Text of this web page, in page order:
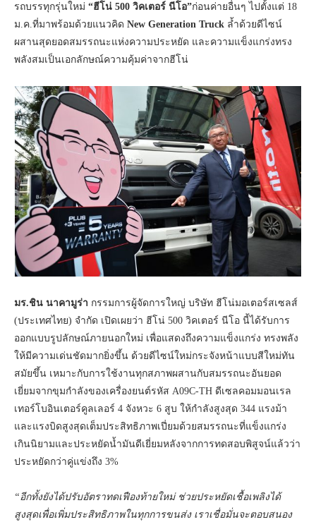
รถบรรทุกรุ่นใหม่ “ฮีโน่ 500 วิคเตอร์ นีโอ”ก่อนค่ายอื่นๆ ไปตั้งแต่ 18
ม.ค.ที่มาพร้อมด้วยแนวคิด New Generation Truck ล้ำด้วยดีไซน์
ผสานสุดยอดสมรรถนะแห่งความประหยัด และความแข็งแกร่งทรง
พลังสมเป็นเอกลักษณ์ความคุ้มค่าจากฮีโน่
มร.ชิน นาคามูร่า กรรมการผู้จัดการใหญ่ บริษัท ฮีโน่มอเตอร์สเซลส์
(ประเทศไทย) จำกัด เปิดเผยว่า ฮีโน่ 500 วิคเตอร์ นีโอ นี้ได้รับการ
ออกแบบรูปลักษณ์ภายนอกใหม่ เพื่อแสดงถึงความแข็งแกร่ง ทรงพลัง
ให้มีความเด่นชัดมากยิ่งขึ้น ด้วยดีไซน์ใหม่กระจังหน้าแบบสีใหม่ทัน
สมัยขึ้น เหมาะกับการใช้งานทุกสภาพผสานกับสมรรถนะอันยอด
เยี่ยมจากขุมกำลังของเครื่องยนต์รหัส A09C-TH ดีเซลคอมมอนเรล
เทอร์โบอินเตอร์คูลเลอร์ 4 จังหวะ 6 สูบ ให้กำลังสูงสุด 344 แรงม้า
และแรงบิดสูงสุดเต็มประสิทธิภาพเปี่ยมด้วยสมรรถนะที่แข็งแกร่ง
เกินนิยามและประหยัดน้ำมันดีเยี่ยมหลังจากการทดสอบพิสูจน์แล้วว่า
ประหยัดกว่าคู่แข่งถึง 3%
“อีกทั้งยังได้ปรับอัตราทดเฟืองท้ายใหม่ ช่วยประหยัดเชื้อเพลิงได้
สูงสุดเพื่อเพิ่มประสิทธิภาพในทุกการขนส่ง เราเชื่อมั่นจะตอบสนอง